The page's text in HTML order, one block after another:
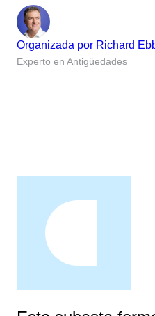
Organizada por Richard
Experto en Antigüedades